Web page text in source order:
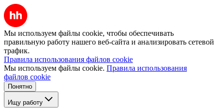
Мы используем файлы cookie, чтобы обеспечивать
правильную работу нашего веб-сайта и анализировать сетевой
трафик.
Правила использования файлов cookie
Мы используем файлы cookie. Правила использования
файлов cookie
Понятно
Ищу работу